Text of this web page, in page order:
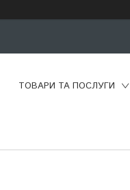
ТОВАРИ ТА ПОСЛУГИ